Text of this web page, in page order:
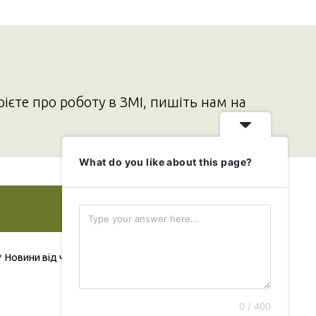
про роботу в ЗМІ, пишіть нам на
Додати свою новину
Новини від читача публікуються безкоштовно
What do you like about this page?
0 / 400